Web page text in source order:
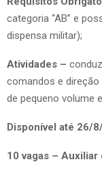
categoria “AB” e
dispensa militar);
Atividades –
comandos e
de pequeno volume
Disponível até 26/
10 vagas – Auxiliar